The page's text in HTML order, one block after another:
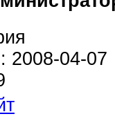
2008-04-07